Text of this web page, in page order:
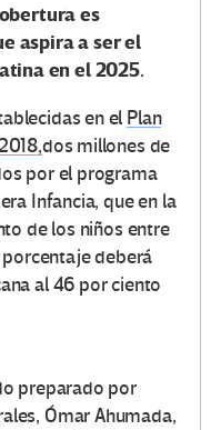
es
aspira a ser el
en el 2025.
en el Plan
dos millones de
por el programa
Infancia, que en la
de los niños entre
porcentaje deberá
al 46 por ciento
preparado por
Ómar Ahumada,